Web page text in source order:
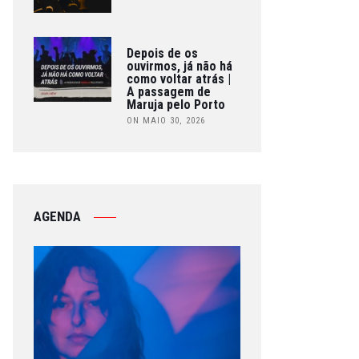
Depois de os
ouvirmos, já não há
como voltar atrás |
A passagem de
Maruja pelo Porto
ON MAIO 30, 2026
AGENDA